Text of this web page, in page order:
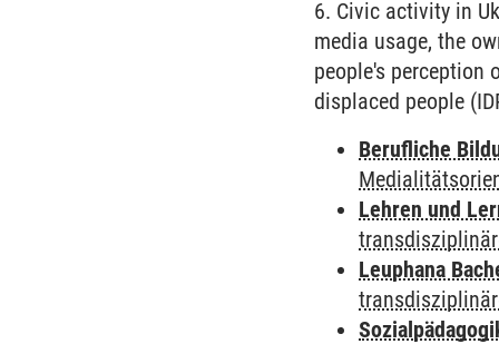
6. Civic activity in
media usage, the
people's perception
displaced people
Berufliche
Lehren und
Leuphana